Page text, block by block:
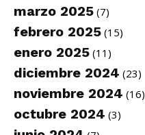
marzo 2025 (7)
febrero 2025 (15)
enero 2025 (11)
diciembre 2024 (23)
noviembre 2024 (16)
octubre 2024 (3)